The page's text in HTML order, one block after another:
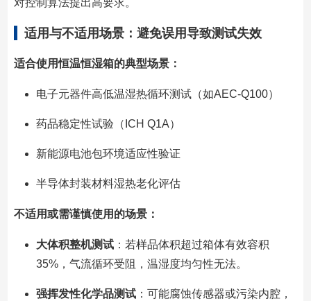
对控制算法提出高要求。
适用与不适用场景：避免误用导致测试失效
适合使用恒温恒湿箱的典型场景：
电子元器件高低温湿热循环测试（如AEC-Q100）
药品稳定性试验（ICH Q1A）
新能源电池包环境适应性验证
半导体封装材料湿热老化评估
不适用或需谨慎使用的场景：
大体积整机测试：若样品体积超过箱体有效容积
35%，气流循环受阻，温湿度均匀性无法。
强挥发性化学品测试：可能腐蚀传感器或污染内腔，